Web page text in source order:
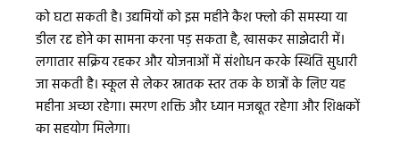
को घटा सकती है। उद्यमियों को इस महीने कैश फ्लो की समस्या या
डील रद्द होने का सामना करना पड़ सकता है, खासकर साझेदारी में।
लगातार सक्रिय रहकर और योजनाओं में संशोधन करके स्थिति सुधारी
जा सकती है। स्कूल से लेकर स्नातक स्तर तक के छात्रों के लिए यह
महीना अच्छा रहेगा। स्मरण शक्ति और ध्यान मजबूत रहेगा और शिक्षकों
का सहयोग मिलेगा।